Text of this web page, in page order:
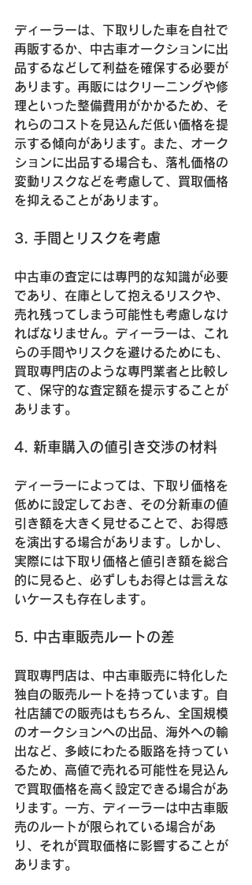
ディーラーは、下取りした車を自社で
再販するか、中古車オークションに出
品するなどして利益を確保する必要が
あります。再販にはクリーニングや修
理といった整備費用がかかるため、そ
れらのコストを見込んだ低い価格を提
示する傾向があります。また、オーク
ションに出品する場合も、落札価格の
変動リスクなどを考慮して、買取価格
を抑えることがあります。
3. 手間とリスクを考慮
中古車の査定には専門的な知識が必要
であり、在庫として抱えるリスクや、
売れ残ってしまう可能性も考慮しなけ
ればなりません。ディーラーは、これ
らの手間やリスクを避けるためにも、
買取専門店のような専門業者と比較し
て、保守的な査定額を提示することが
あります。
4. 新車購入の値引き交渉の材料
ディーラーによっては、下取り価格を
低めに設定しておき、その分新車の値
引き額を大きく見せることで、お得感
を演出する場合があります。しかし、
実際には下取り価格と値引き額を総合
的に見ると、必ずしもお得とは言えな
いケースも存在します。
5. 中古車販売ルートの差
買取専門店は、中古車販売に特化した
独自の販売ルートを持っています。自
社店舗での販売はもちろん、全国規模
のオークションへの出品、海外への輸
出など、多岐にわたる販路を持ってい
るため、高値で売れる可能性を見込ん
で買取価格を高く設定できる場合があ
ります。一方、ディーラーは中古車販
売のルートが限られている場合があ
り、それが買取価格に影響することが
あります。